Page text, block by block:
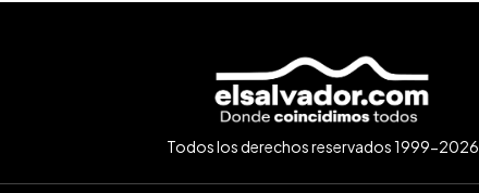
Todos los derechos reservados 1999-2026